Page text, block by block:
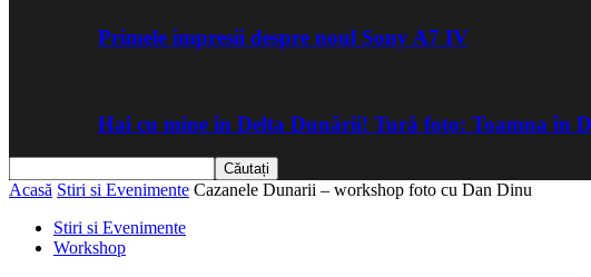
Primele impresii despre noul Sony A7 IV
Hai cu mine în Delta Dunării! Tură foto: Toamna în
Acasă Stiri si Evenimente Cazanele Dunarii – workshop foto cu Dan Dinu
Stiri si Evenimente
Workshop